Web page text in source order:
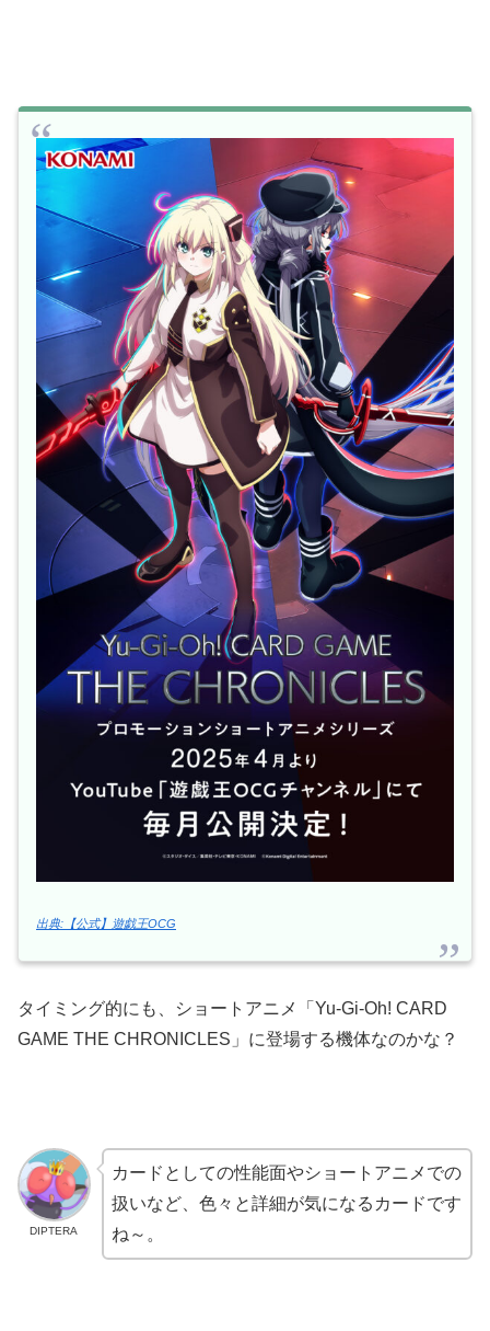
出典:【公式】遊戯王OCG
タイミング的にも、ショートアニメ「Yu-Gi-Oh! CARD
GAME THE CHRONICLES」に登場する機体なのかな？
DIPTERA
カードとしての性能面やショートアニメでの
扱いなど、色々と詳細が気になるカードです
ね～。